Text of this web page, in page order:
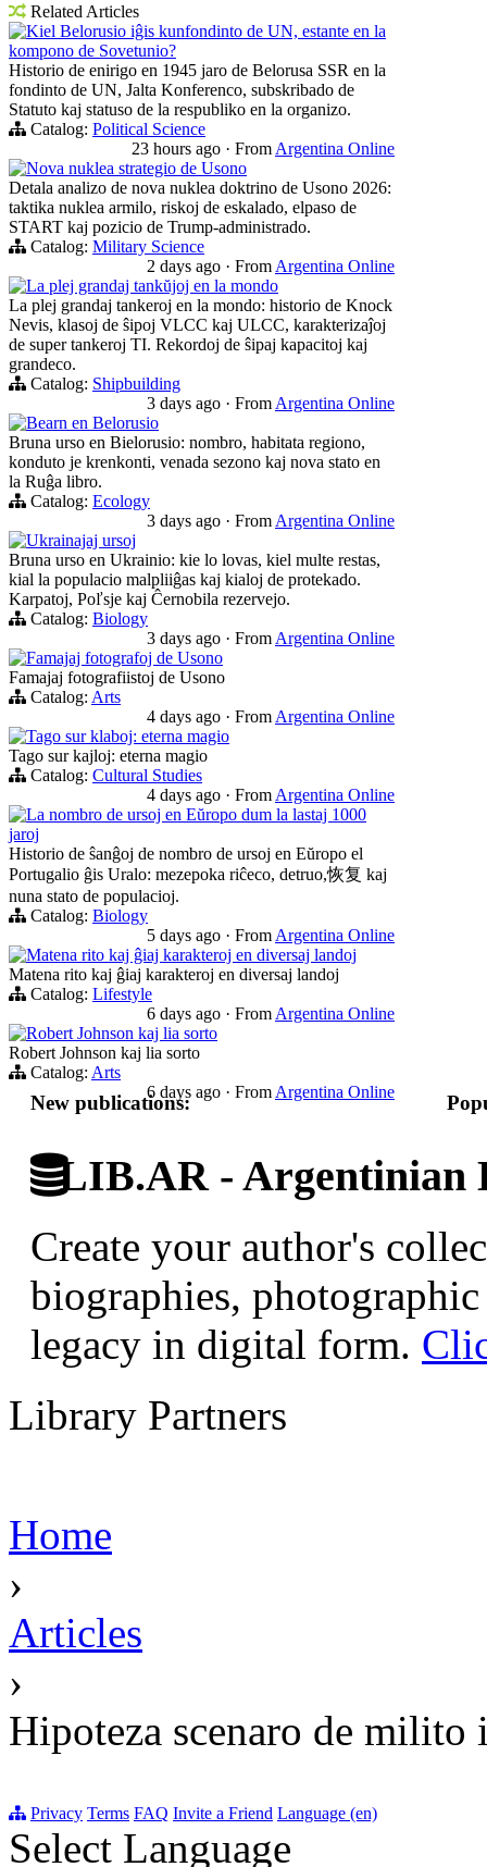
Related Articles
Kiel Belorusio iĝis kunfondinto de UN, estante en la
kompono de Sovetunio?
Historio de enirigo en 1945 jaro de Belorusa SSR en la
fondinto de UN, Jalta Konferenco, subskribado de
Statuto kaj statuso de la respubliko en la organizo.
Catalog: Political Science
23 hours ago · From Argentina Online
Nova nuklea strategio de Usono
Detala analizo de nova nuklea doktrino de Usono 2026:
taktika nuklea armilo, riskoj de eskalado, elpaso de
START kaj pozicio de Trump-administrado.
Catalog: Military Science
2 days ago · From Argentina Online
La plej grandaj tankŭjoj en la mondo
La plej grandaj tankeroj en la mondo: historio de Knock
Nevis, klasoj de ŝipoj VLCC kaj ULCC, karakterizaĵoj
de super tankeroj TI. Rekordoj de ŝipaj kapacitoj kaj
grandeco.
Catalog: Shipbuilding
3 days ago · From Argentina Online
Bearn en Belorusio
Bruna urso en Bielorusio: nombro, habitata regiono,
konduto je krenkonti, venada sezono kaj nova stato en
la Ruĝa libro.
Catalog: Ecology
3 days ago · From Argentina Online
Ukrainajaj ursoj
Bruna urso en Ukrainio: kie lo lovas, kiel multe restas,
kial la populacio malpliiĝas kaj kialoj de protekado.
Karpatoj, Poľsje kaj Ĉernobila rezervejo.
Catalog: Biology
3 days ago · From Argentina Online
Famajaj fotografoj de Usono
Famajaj fotografiistoj de Usono
Catalog: Arts
4 days ago · From Argentina Online
Tago sur klaboj: eterna magio
Tago sur kajloj: eterna magio
Catalog: Cultural Studies
4 days ago · From Argentina Online
La nombro de ursoj en Eŭropo dum la lastaj 1000
jaroj
Historio de ŝanĝoj de nombro de ursoj en Eŭropo el
Portugalio ĝis Uralo: mezepoka riĉeco, detruo,恢复 kaj
nuna stato de populacioj.
Catalog: Biology
5 days ago · From Argentina Online
Matena rito kaj ĝiaj karakteroj en diversaj landoj
Matena rito kaj ĝiaj karakteroj en diversaj landoj
Catalog: Lifestyle
6 days ago · From Argentina Online
Robert Johnson kaj lia sorto
Robert Johnson kaj lia sorto
Catalog: Arts
6 days ago · From Argentina Online
New publications:
LIB.AR - Argentinian
Create your author's
biographies,
legacy in digital form.
Library Partners
Home
›
Articles
›
Hipoteza scenaro de
Privacy Terms FAQ Invite a Friend Language (en)
Select Language